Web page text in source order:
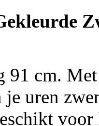
91 cm.
uren
voor